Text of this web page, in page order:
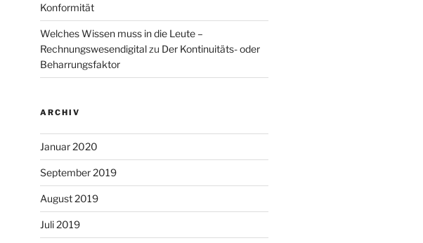
Konformität
Welches Wissen muss in die Leute –
Rechnungswesendigitalzu Der Kontinuitäts- oder
Beharrungsfaktor
ARCHIV
Januar 2020
September 2019
August 2019
Juli 2019